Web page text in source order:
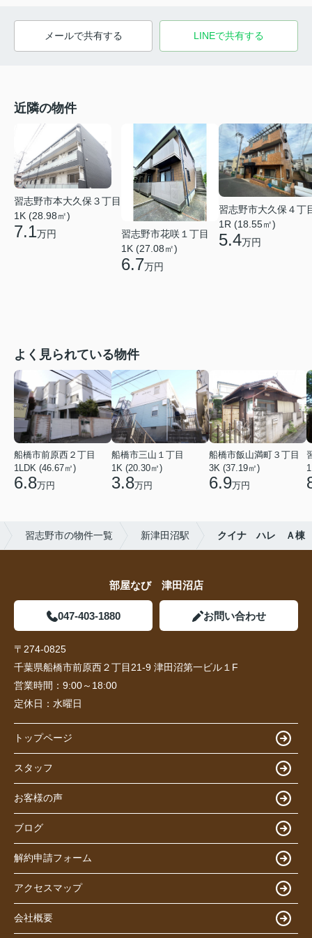
メールで共有する LINEで共有する
近隣の物件
習志野市本大久保３丁目
1K (28.98㎡)
7.1万円
習志野市花咲１丁目
1K (27.08㎡)
6.7万円
習志野市大久保４丁
1R (18.55㎡)
5.4万円
よく見られている物件
船橋市前原西２丁目
1LDK (46.67㎡)
6.8万円
船橋市三山１丁目
1K (20.30㎡)
3.8万円
船橋市飯山満町３丁目
3K (37.19㎡)
6.9万円
習志野市の物件一覧 新津田沼駅 クイナ ハレ Ａ棟
部屋なび 津田沼店
047-403-1880 お問い合わせ
〒274-0825
千葉県船橋市前原西２丁目21-9 津田沼第一ビル１F
営業時間： 9:00～18:00
定休日： 水曜日
トップページ
スタッフ
お客様の声
ブログ
解約申請フォーム
アクセスマップ
会社概要